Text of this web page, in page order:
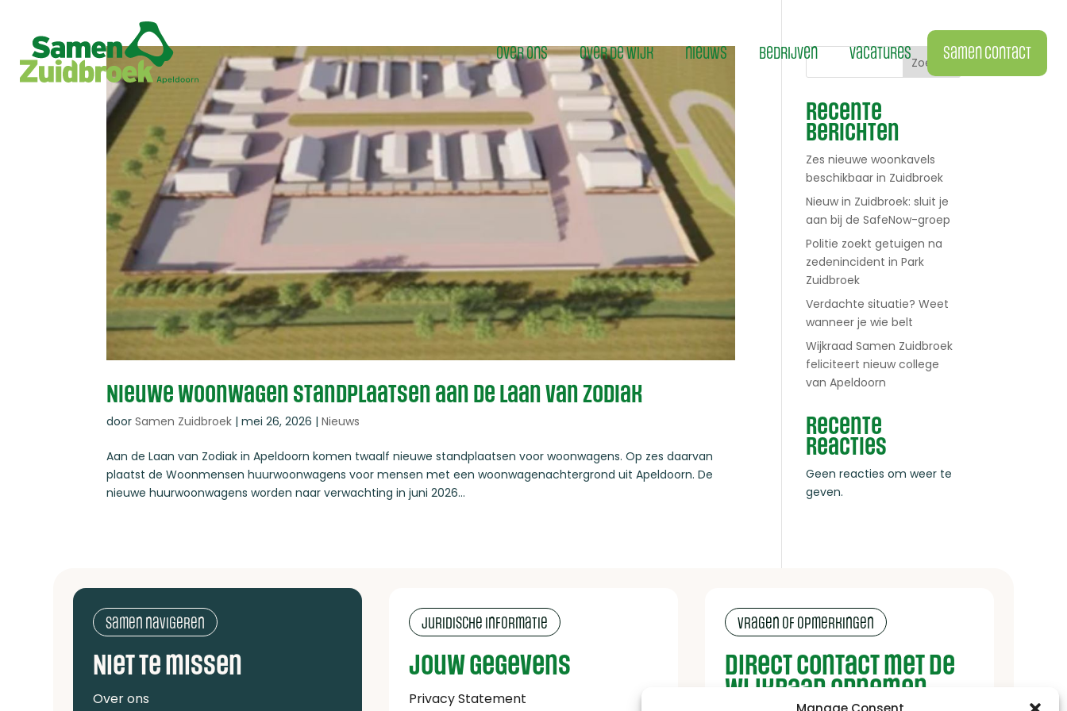
Over ons over de wijk nieuws bedrijven vacatures Samen contact
Nieuwe woonwagen standplaatsen aan de Laan van Zodiak
doorSamen Zuidbroek |mei 26, 2026 |Nieuws
Aan de Laan van Zodiak in Apeldoorn komen twaalf nieuwe standplaatsen voor woonwagens. Op zes daarvan
plaatst de Woonmensen huurwoonwagens voor mensen met een woonwagenachtergrond uit Apeldoorn. De
nieuwe huurwoonwagens worden naar verwachting in juni 2026...
Zoeken
Recente
berichten
Zes nieuwe woonkavels
beschikbaar in Zuidbroek
Nieuw in Zuidbroek: sluit je
aan bij de SafeNow-groep
Politie zoekt getuigen na
zedenincident in Park
Zuidbroek
Verdachte situatie? Weet
wanneer je wie belt
Wijkraad Samen Zuidbroek
feliciteert nieuw college
van Apeldoorn
Recente
reacties
Geen reacties om weer te
geven.
Samen navigeren
Niet te missen
Over ons
Juridische informatie
Jouw gegevens
Privacy Statement
Vragen of opmerkingen
Direct contact met de
wijkraad opnemen